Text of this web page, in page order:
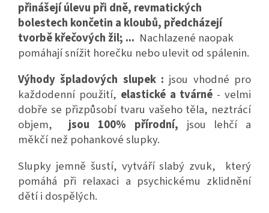
přinášejí úlevu při dně, revmatických
bolestech končetin a kloubů, předcházejí
tvorbě křečových žil; ... Nachlazené naopak
pomáhají snížit horečku nebo ulevit od spálenin.
Výhody špladových slupek : jsou vhodné pro
každodenní použití, elastické a tvárné - velmi
dobře se přizpůsobí tvaru vašeho těla, neztrácí
objem, jsou 100% přírodní, jsou lehčí a
měkčí než pohankové slupky.
Slupky jemně šustí, vytváří slabý zvuk, který
pomáhá při relaxaci a psychickému zklidnění
dětí i dospělých.